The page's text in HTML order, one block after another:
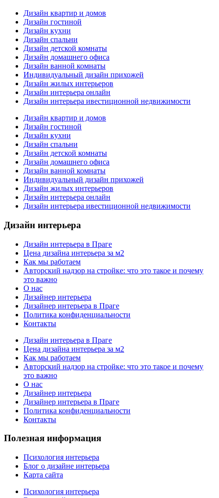
Дизайн квартир и домов
Дизайн гостиной
Дизайн кухни
Дизайн спальни
Дизайн детской комнаты
Дизайн домашнего офиса
Дизайн ванной комнаты
Индивидуальный дизайн прихожей
Дизайн жилых интерьеров
Дизайн интерьера онлайн
Дизайн интерьера ивестиционной недвижимости
Дизайн квартир и домов
Дизайн гостиной
Дизайн кухни
Дизайн спальни
Дизайн детской комнаты
Дизайн домашнего офиса
Дизайн ванной комнаты
Индивидуальный дизайн прихожей
Дизайн жилых интерьеров
Дизайн интерьера онлайн
Дизайн интерьера ивестиционной недвижимости
Дизайн интерьера
Дизайн интерьера в Праге
Цена дизайна интерьера за м2
Как мы работаем
Авторский надзор на стройке: что это такое и почему
это важно
О нас
Дизайнер интерьера
Дизайнер интерьера в Праге
Политика конфиденциальности
Контакты
Дизайн интерьера в Праге
Цена дизайна интерьера за м2
Как мы работаем
Авторский надзор на стройке: что это такое и почему
это важно
О нас
Дизайнер интерьера
Дизайнер интерьера в Праге
Политика конфиденциальности
Контакты
Полезная информация
Психология интерьера
Блог о дизайне интерьера
Карта сайта
Психология интерьера